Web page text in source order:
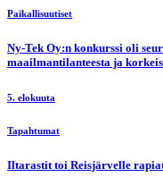
Paikallisuutiset
Ny-Tek Oy:n konkurssi oli
maailmantilanteesta ja
5. elokuuta
Tapahtumat
Iltarastit toi Reisjärvelle